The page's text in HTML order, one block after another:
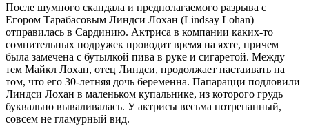
После шумного скандала и предполагаемого разрыва с
Егором Тарабасовым Линдси Лохан (Lindsay Lohan)
отправилась в Сардинию. Актриса в компании каких-то
сомнительных подружек проводит время на яхте, причем
была замечена с бутылкой пива в руке и сигаретой. Между
тем Майкл Лохан, отец Линдси, продолжает настаивать на
том, что его 30-летняя дочь беременна. Папарацци подловили
Линдси Лохан в маленьком купальнике, из которого грудь
буквально вываливалась. У актрисы весьма потрепанный,
совсем не гламурный вид.